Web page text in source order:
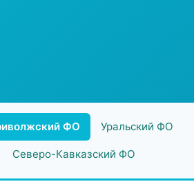
ФО Уральский ФО
Северо-Кавказский ФО